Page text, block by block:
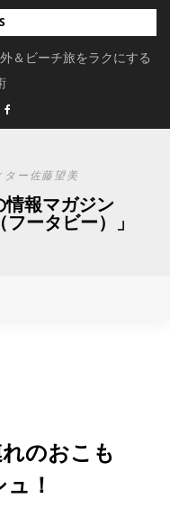
＆ビーチ旅をラクにする
ー佐藤望美
報マガジン
フータビー）」
のおこも
！